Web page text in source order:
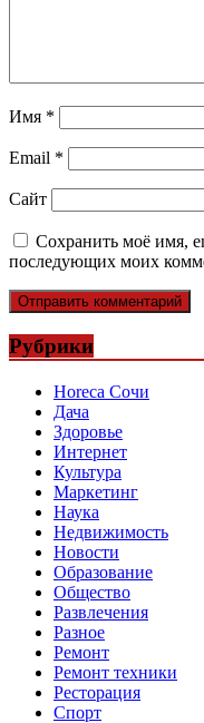
Имя *
Email *
Сайт
Сохранить моё имя,
последующих моих
Рубрики
Horeca Сочи
Дача
Здоровье
Интернет
Культура
Маркетинг
Наука
Недвижимость
Новости
Образование
Общество
Развлечения
Разное
Ремонт
Ремонт техники
Ресторация
Спорт